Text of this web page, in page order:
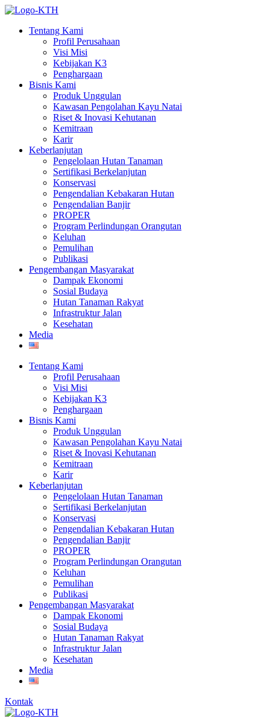
Tentang Kami
Profil Perusahaan
Visi Misi
Kebijakan K3
Penghargaan
Bisnis Kami
Produk Unggulan
Kawasan Pengolahan Kayu Natai
Riset & Inovasi Kehutanan
Kemitraan
Karir
Keberlanjutan
Pengelolaan Hutan Tanaman
Sertifikasi Berkelanjutan
Konservasi
Pengendalian Kebakaran Hutan
Pengendalian Banjir
PROPER
Program Perlindungan Orangutan
Keluhan
Pemulihan
Publikasi
Pengembangan Masyarakat
Dampak Ekonomi
Sosial Budaya
Hutan Tanaman Rakyat
Infrastruktur Jalan
Kesehatan
Media
Tentang Kami
Profil Perusahaan
Visi Misi
Kebijakan K3
Penghargaan
Bisnis Kami
Produk Unggulan
Kawasan Pengolahan Kayu Natai
Riset & Inovasi Kehutanan
Kemitraan
Karir
Keberlanjutan
Pengelolaan Hutan Tanaman
Sertifikasi Berkelanjutan
Konservasi
Pengendalian Kebakaran Hutan
Pengendalian Banjir
PROPER
Program Perlindungan Orangutan
Keluhan
Pemulihan
Publikasi
Pengembangan Masyarakat
Dampak Ekonomi
Sosial Budaya
Hutan Tanaman Rakyat
Infrastruktur Jalan
Kesehatan
Media
Kontak